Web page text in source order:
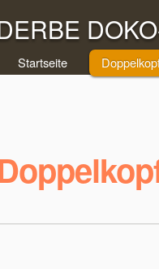
Startseite